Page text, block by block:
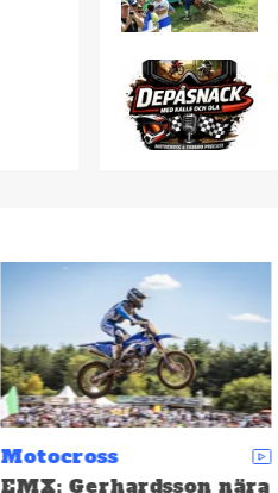
Motocross
EMX: Gerhardsson nära